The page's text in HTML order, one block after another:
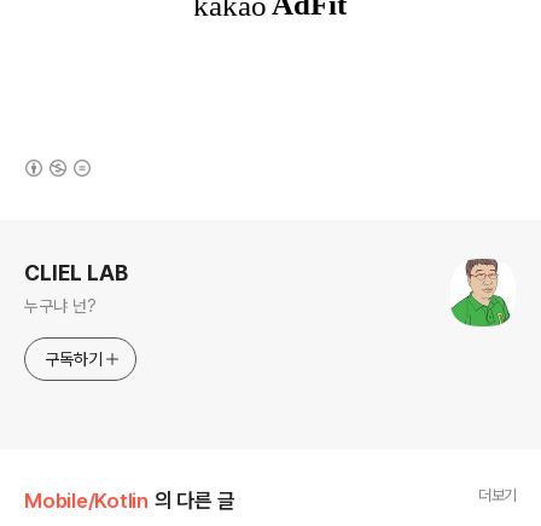
CLIEL LAB
누구냐 넌?
구독하기
Mobile/Kotlin 의 다른 글 더보기